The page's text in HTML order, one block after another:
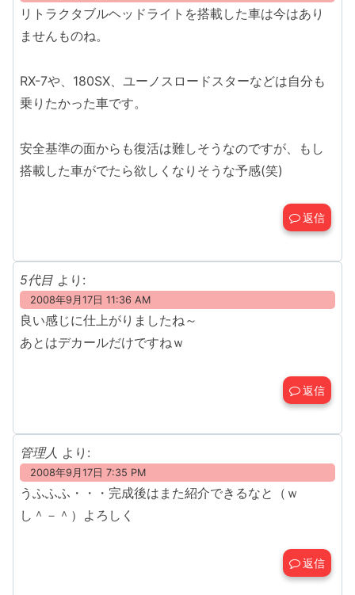
リトラクタブルヘッドライトを搭載した車は今はあり
ませんものね。
RX-7や、180SX、ユーノスロードスターなどは自分も
乗りたかった車です。
安全基準の面からも復活は難しそうなのですが、もし
搭載した車がでたら欲しくなりそうな予感(笑)
返信
5代目 より:
2008年9月17日 11:36 AM
良い感じに仕上がりましたね～
あとはデカールだけですねｗ
返信
管理人 より:
2008年9月17日 7:35 PM
うふふふ・・・完成後はまた紹介できるなと（ｗ
し＾－＾）よろしく
返信